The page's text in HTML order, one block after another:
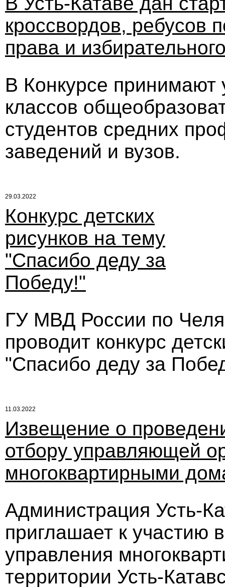
кроссвордов, ребусов
права и
В Конкурсе принимают
классов
студентов средних
заведений и вузов.
29.03.2022
Конкурс детских
рисунков на тему
"Спасибо деду за
Победу!"
ГУ МВД России по
проводит конкурс
"Спасибо деду за
11.03.2022
Извещение о
отбору управляющей
многоквартирными
Администрация Усть-
приглашает к участию
управления
территории Усть-